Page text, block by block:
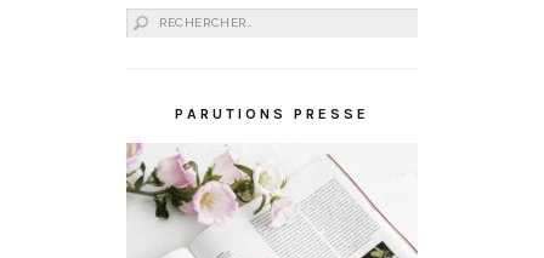
Rechercher :
PARUTIONS PRESSE